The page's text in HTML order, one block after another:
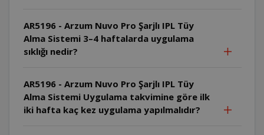
AR5196 - Arzum Nuvo Pro Şarjlı IPL Tüy
Alma Sistemi 3–4 haftalarda uygulama
sıklığı nedir?
AR5196 - Arzum Nuvo Pro Şarjlı IPL Tüy
Alma Sistemi Uygulama takvimine göre ilk
iki hafta kaç kez uygulama yapılmalıdır?